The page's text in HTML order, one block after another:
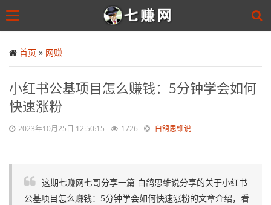
to
main
Toggle
首页 » 网赚
小红书公基项目怎么赚钱：5分钟学会如何
快速涨粉
2023年10月25日 12:50:15 1726 白鸽思维说
这期七赚网七哥分享一篇 白鸽思维说分享的关于小红书
公基项目怎么赚钱：5分钟学会如何快速涨粉的文章介绍，看